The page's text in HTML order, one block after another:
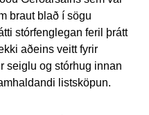
braut blað í sögu
stórfenglegan feril þrátt
aðeins veitt fyrir
seiglu og stórhug innan
listsköpun.